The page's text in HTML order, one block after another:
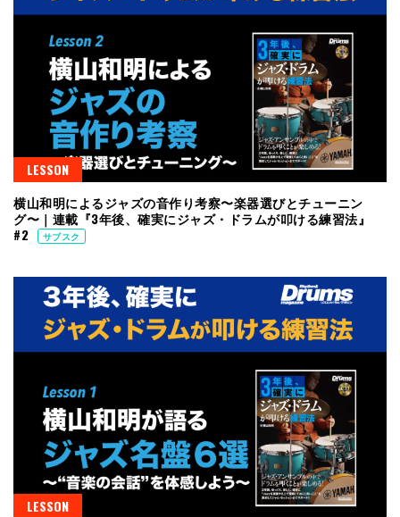
LESSON
横山和明によるジャズの音作り考察〜楽器選びとチューニン
グ〜｜連載『3年後、確実にジャズ・ドラムが叩ける練習法』
#2
サブスク
LESSON